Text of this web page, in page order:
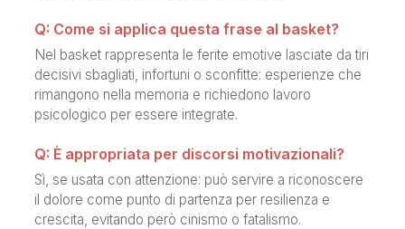
Q: Come si applica questa frase al basket?
Nel basket rappresenta le ferite emotive lasciate da tiri
decisivi sbagliati, infortuni o sconfitte: esperienze che
rimangono nella memoria e richiedono lavoro
psicologico per essere integrate.
Q: È appropriata per discorsi motivazionali?
Sì, se usata con attenzione: può servire a riconoscere
il dolore come punto di partenza per resilienza e
crescita, evitando però cinismo o fatalismo.